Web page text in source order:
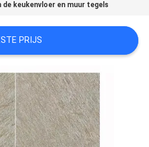
de keukenvloer en muur tegels
PRIJS